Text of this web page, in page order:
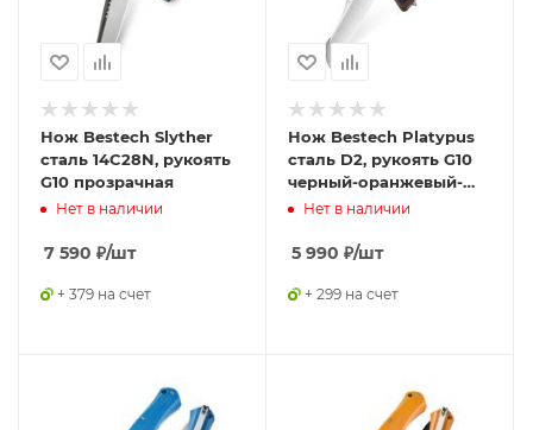
Нож Bestech Slyther
сталь 14C28N, рукоять
G10 прозрачная
Нет в наличии
7 590 ₽/шт
+ 379 на счет
Нож Bestech Platypus
сталь D2, рукоять G10
черный-оранжевый-
бежевый
Нет в наличии
5 990 ₽/шт
+ 299 на счет